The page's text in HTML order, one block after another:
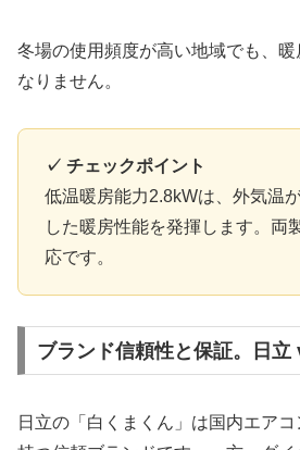
冬場の使用頻度が高い地域でも、
なりません。
✓ チェックポイント
低温暖房能力2.8kWは、外気温
した暖房性能を発揮します。両
応です。
ブランド信頼性と保証。日立
日立の「白くまくん」は国内エア